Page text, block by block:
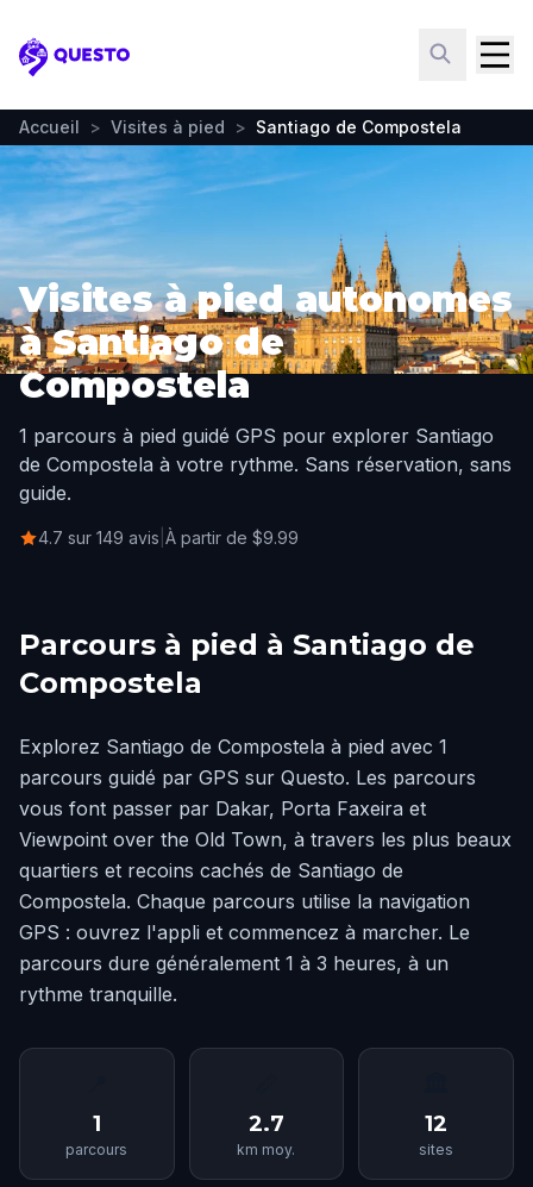
Questo
Accueil > Visites à pied > Santiago de Compostela
Visites à pied autonomes
à Santiago de
Compostela
1 parcours à pied guidé GPS pour explorer Santiago
de Compostela à votre rythme. Sans réservation, sans
guide.
4.7 sur 149 avis À partir de $9.99
Parcours à pied à Santiago de
Compostela
Explorez Santiago de Compostela à pied avec 1
parcours guidé par GPS sur Questo. Les parcours
vous font passer par Dakar, Porta Faxeira et
Viewpoint over the Old Town, à travers les plus beaux
quartiers et recoins cachés de Santiago de
Compostela. Chaque parcours utilise la navigation
GPS : ouvrez l'appli et commencez à marcher. Le
parcours dure généralement 1 à 3 heures, à un
rythme tranquille.
1
parcours
2.7
km moy.
12
sites